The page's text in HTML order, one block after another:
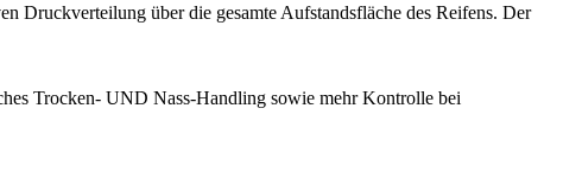
Druckverteilung über die gesamte Aufstandsfläche des Reifens. Der
Trocken- UND Nass-Handling sowie mehr Kontrolle bei